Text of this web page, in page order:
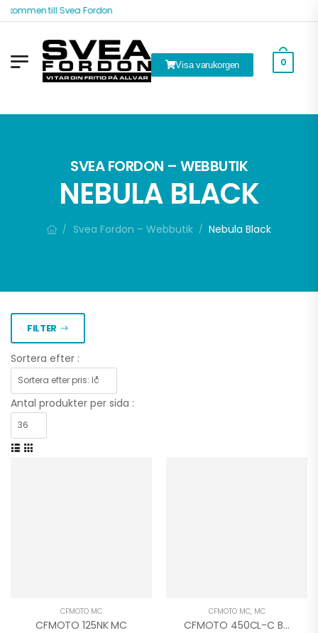
till Svea Fordon
Visa varukorgen 0
SVEA FORDON – WEBBUTIK
NEBULA BLACK
/ Svea Fordon – Webbutik / Nebula Black
FILTER
Sortera efter :
Antal produkter per sida :
CFMOTO MC
CFMOTO 125NK MC
CFMOTO MC, MC
CFMOTO 450CL-C BOBBER MC